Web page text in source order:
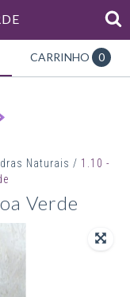
CARRINHO 0
Naturais / 1.10 -
Verde